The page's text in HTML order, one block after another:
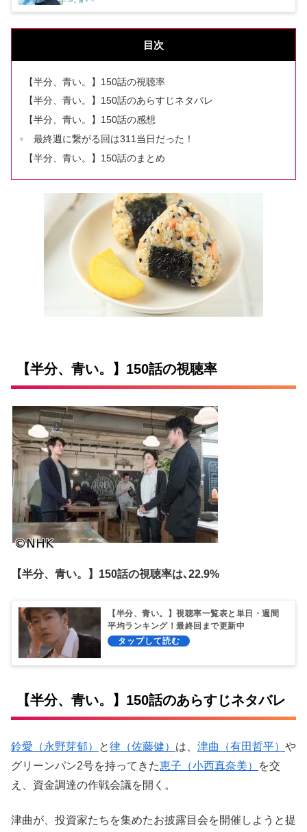
目次
【半分、青い。】150話の視聴率
【半分、青い。】150話のあらすじネタバレ
【半分、青い。】150話の感想
最終週に繋がる回は311当日だった！
【半分、青い。】150話のまとめ
【半分、青い。】150話の視聴率
【半分、青い。】150話の視聴率は､22.9%
【半分、青い。】視聴率一覧表と単日・週間
平均ランキング！最終回まで更新中
【半分、青い。】150話のあらすじネタバレ
鈴愛（永野芽郁） と律（佐藤健） は、 津曲（有田哲平） や
グリーンパン2号を持ってきた恵子（小西真奈美）
を交
え、資金調達の作戦会議を開く。
津曲が、投資家たちを集めたお披露目会を開催しようと提